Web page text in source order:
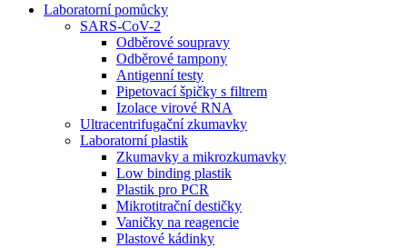
Laboratorní pomůcky
SARS-CoV-2
Odběrové soupravy
Odběrové tampony
Antigenní testy
Pipetovací špičky s filtrem
Izolace virové RNA
Ultracentrifugační zkumavky
Laboratorní plastik
Zkumavky a mikrozkumavky
Low binding plastik
Plastik pro PCR
Mikrotitrační destičky
Vaničky na reagencie
Plastové kádinky